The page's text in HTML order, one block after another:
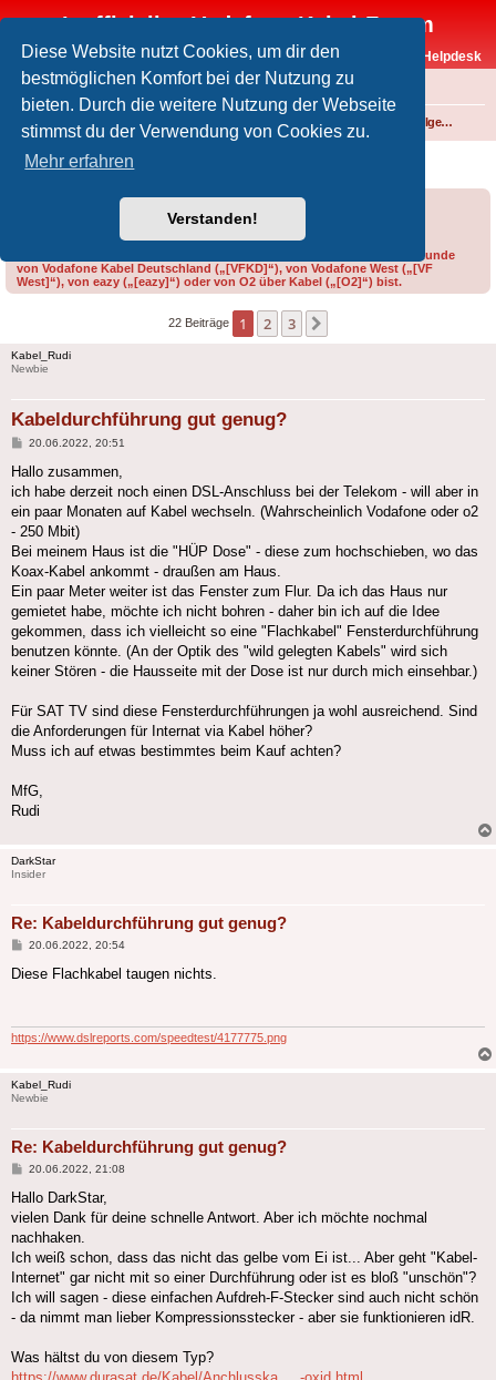
Diese Website nutzt Cookies, um dir den
bestmöglichen Komfort bei der Nutzung zu
bieten. Durch die weitere Nutzung der Webseite
stimmst du der Verwendung von Cookies zu.
Mehr erfahren
Verstanden!
Inoffizielles Vodafone-Kabel-Forum
Vodafone-Kabel-Helpdesk
FAQ
Foren-Übersicht Technik allgemein
Kabeldurchführung gut genug?
Bitte gib bei der Erstellung eines Threads im Feld „Präfix“ an, ob du Kunde
von Vodafone Kabel Deutschland („[VFKD]“), von Vodafone West („[VF
West]“), von eazy („[eazy]“) oder von O2 über Kabel („[O2]“) bist.
22 Beiträge 1 2 3
Kabel_Rudi
Newbie
Kabeldurchführung gut genug?
Beitrag
20.06.2022, 20:51
Hallo zusammen,
ich habe derzeit noch einen DSL-Anschluss bei der Telekom - will aber in
ein paar Monaten auf Kabel wechseln. (Wahrscheinlich Vodafone oder o2
- 250 Mbit)
Bei meinem Haus ist die "HÜP Dose" - diese zum hochschieben, wo das
Koax-Kabel ankommt - draußen am Haus.
Ein paar Meter weiter ist das Fenster zum Flur. Da ich das Haus nur
gemietet habe, möchte ich nicht bohren - daher bin ich auf die Idee
gekommen, dass ich vielleicht so eine "Flachkabel" Fensterdurchführung
benutzen könnte. (An der Optik des "wild gelegten Kabels" wird sich
keiner Stören - die Hausseite mit der Dose ist nur durch mich einsehbar.)
Für SAT TV sind diese Fensterdurchführungen ja wohl ausreichend. Sind
die Anforderungen für Internat via Kabel höher?
Muss ich auf etwas bestimmtes beim Kauf achten?
MfG,
Rudi
DarkStar
Insider
Re: Kabeldurchführung gut genug?
Beitrag
20.06.2022, 20:54
Diese Flachkabel taugen nichts.
https://www.dslreports.com/speedtest/4177775.png
Kabel_Rudi
Newbie
Re: Kabeldurchführung gut genug?
Beitrag
20.06.2022, 21:08
Hallo DarkStar,
vielen Dank für deine schnelle Antwort. Aber ich möchte nochmal
nachhaken.
Ich weiß schon, dass das nicht das gelbe vom Ei ist... Aber geht "Kabel-
Internet" gar nicht mit so einer Durchführung oder ist es bloß "unschön"?
Ich will sagen - diese einfachen Aufdreh-F-Stecker sind auch nicht schön
- da nimmt man lieber Kompressionsstecker - aber sie funktionieren idR.
Was hältst du von diesem Typ?